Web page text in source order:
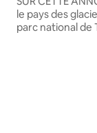
le pays des
parc national de